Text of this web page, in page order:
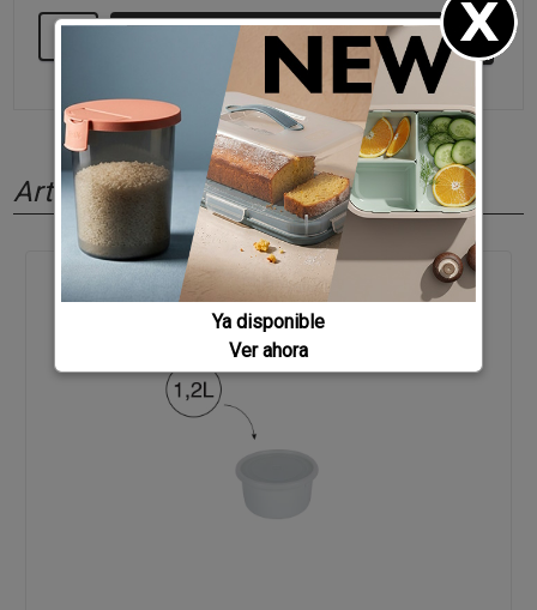
SEGUIR COMPRANDO
Artículos relacionados
Ya disponible
Ver ahora